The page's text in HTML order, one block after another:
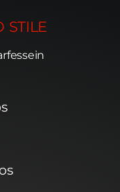
STILE